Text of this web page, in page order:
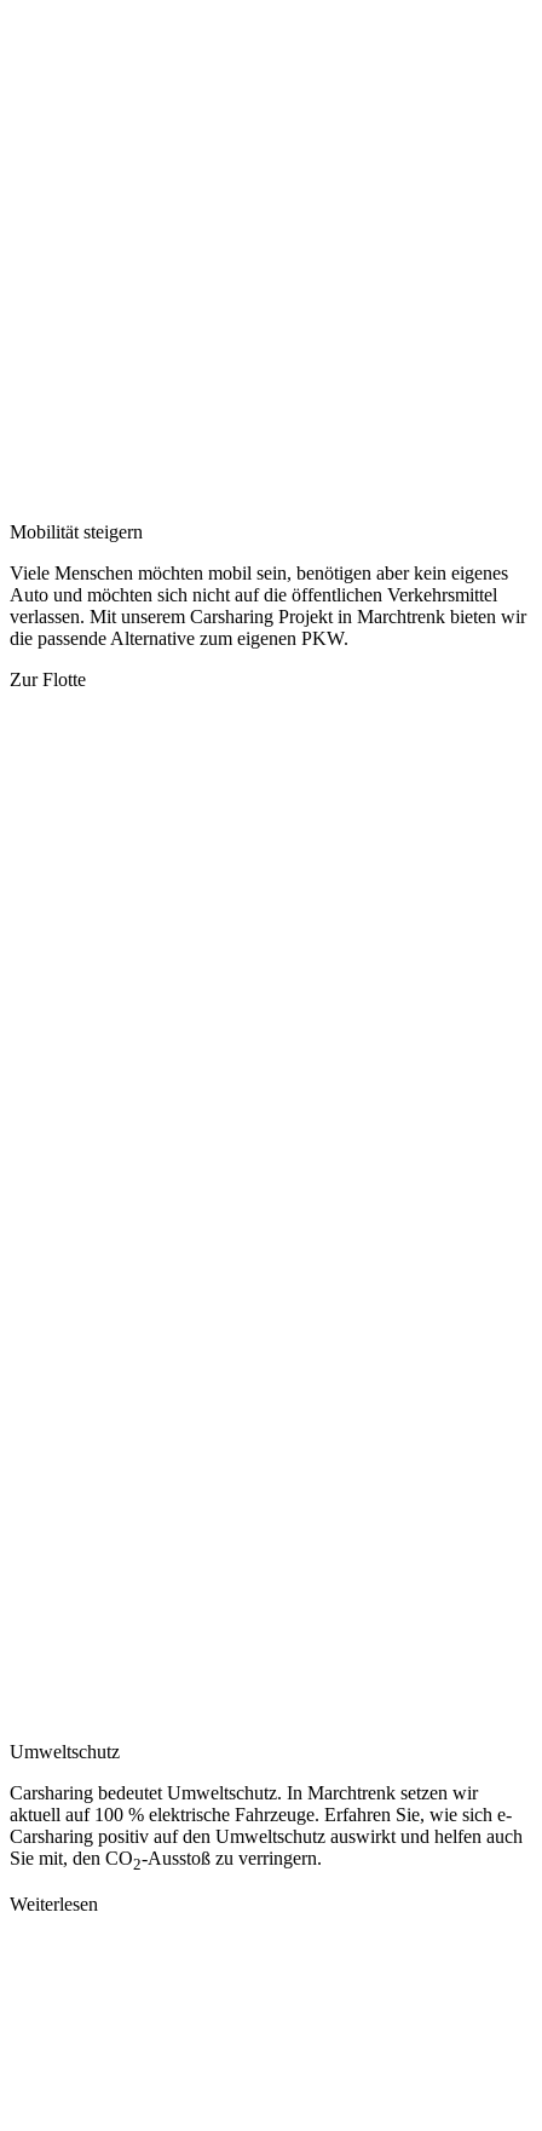
Mobilität steigern
Viele Menschen möchten mobil sein, benötigen aber kein eigenes
Auto und möchten sich nicht auf die öffentlichen Verkehrsmittel
verlassen. Mit unserem Carsharing Projekt in Marchtrenk bieten wir
die passende Alternative zum eigenen PKW.
Zur Flotte
Umweltschutz
Carsharing bedeutet Umweltschutz. In Marchtrenk setzen wir
aktuell auf 100 % elektrische Fahrzeuge. Erfahren Sie, wie sich e-
Carsharing positiv auf den Umweltschutz auswirkt und helfen auch
Sie mit, den CO2-Ausstoß zu verringern.
Weiterlesen